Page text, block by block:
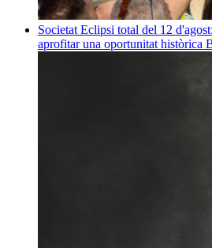
Societat Eclipsi total del 12
aprofitar una oportunitat històrica